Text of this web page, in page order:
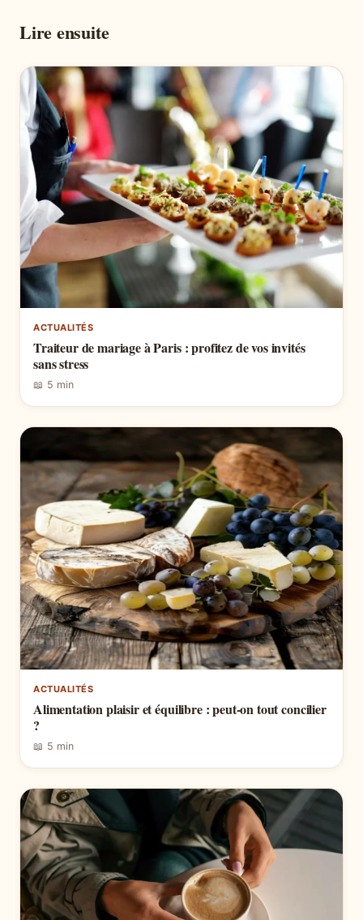
Lire ensuite
ACTUALITÉS
Traiteur de mariage à Paris : profitez de vos invités
sans stress
📖 5 min
ACTUALITÉS
Alimentation plaisir et équilibre : peut-on tout concilier
?
📖 5 min